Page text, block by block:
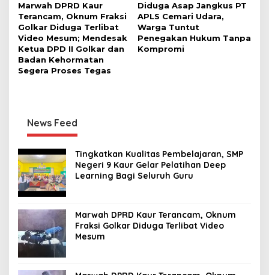
Marwah DPRD Kaur
Terancam, Oknum Fraksi
Golkar Diduga Terlibat
Video Mesum; Mendesak
Ketua DPD II Golkar dan
Badan Kehormatan
Segera Proses Tegas
Diduga Asap Jangkus PT
APLS Cemari Udara,
Warga Tuntut
Penegakan Hukum Tanpa
Kompromi
News Feed
Tingkatkan Kualitas Pembelajaran, SMP
Negeri 9 Kaur Gelar Pelatihan Deep
Learning Bagi Seluruh Guru
Marwah DPRD Kaur Terancam, Oknum
Fraksi Golkar Diduga Terlibat Video
Mesum